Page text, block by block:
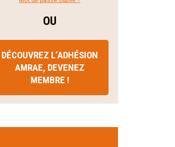
OU
DÉCOUVREZ L’ADHÉSION
AMRAE, DEVENEZ
MEMBRE !